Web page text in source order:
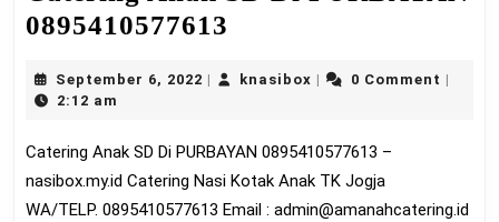
0895410577613
SD
PURBAYAN
0895410577613
September 6, 2022 September
knasiboxknasibox0 Comment
2:12 am
Catering Anak SD Di PURBAYAN 0895410577613 –
nasibox.my.id Catering Nasi Kotak Anak TK Jogja
WA/TELP. 0895410577613 Email : admin@amanahcatering.id